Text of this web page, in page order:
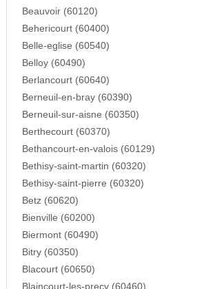
Beauvoir (60120)
Behericourt (60400)
Belle-eglise (60540)
Belloy (60490)
Berlancourt (60640)
Berneuil-en-bray (60390)
Berneuil-sur-aisne (60350)
Berthecourt (60370)
Bethancourt-en-valois (60129)
Bethisy-saint-martin (60320)
Bethisy-saint-pierre (60320)
Betz (60620)
Bienville (60200)
Biermont (60490)
Bitry (60350)
Blacourt (60650)
Blaincourt-les-precy (60460)